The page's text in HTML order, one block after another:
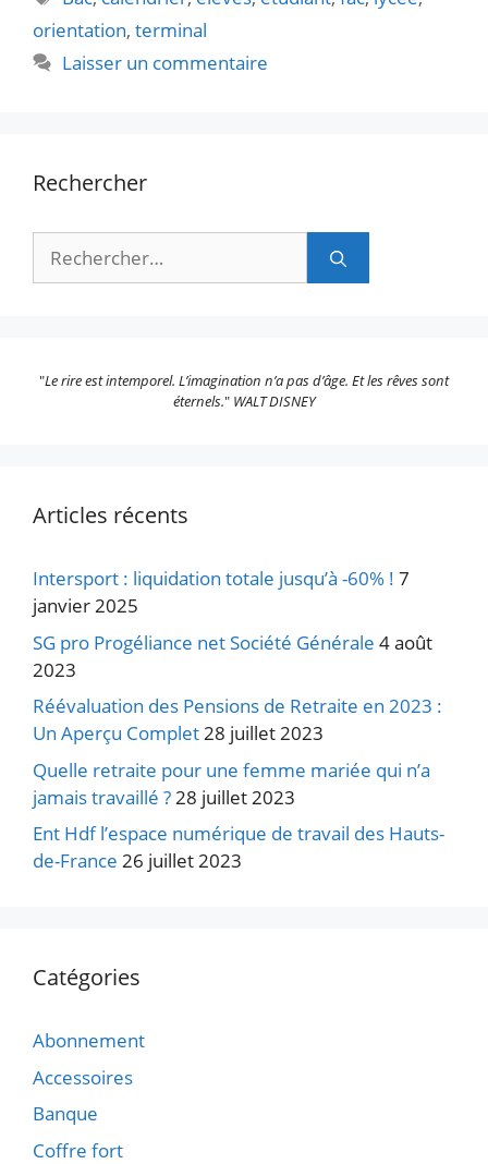
orientation, terminal
Laisser un commentaire
Rechercher
Rechercher :
"Le rire est intemporel. L’imagination n’a pas d’âge. Et les rêves sont
éternels." WALT DISNEY
Articles récents
Intersport : liquidation totale jusqu’à -60% ! 7
janvier 2025
SG pro Progéliance net Société Générale 4 août
2023
Réévaluation des Pensions de Retraite en 2023 :
Un Aperçu Complet28 juillet 2023
Quelle retraite pour une femme mariée qui n’a
jamais travaillé ?28 juillet 2023
Ent Hdf l’espace numérique de travail des Hauts-
de-France 26 juillet 2023
Catégories
Abonnement
Accessoires
Banque
Coffre fort